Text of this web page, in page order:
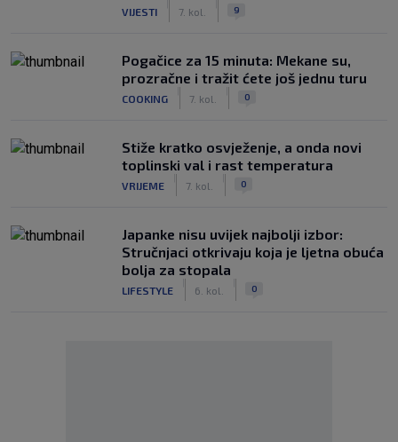
VIJESTI 7. kol. 9
Pogačice za 15 minuta: Mekane su,
prozračne i tražit ćete još jednu turu
COOKING 7. kol. 0
Stiže kratko osvježenje, a onda novi
toplinski val i rast temperatura
VRIJEME 7. kol. 0
Japanke nisu uvijek najbolji izbor:
Stručnjaci otkrivaju koja je ljetna obuća
bolja za stopala
LIFESTYLE 6. kol. 0